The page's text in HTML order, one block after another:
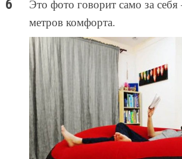
Это фото говорит само за
метров комфорта.